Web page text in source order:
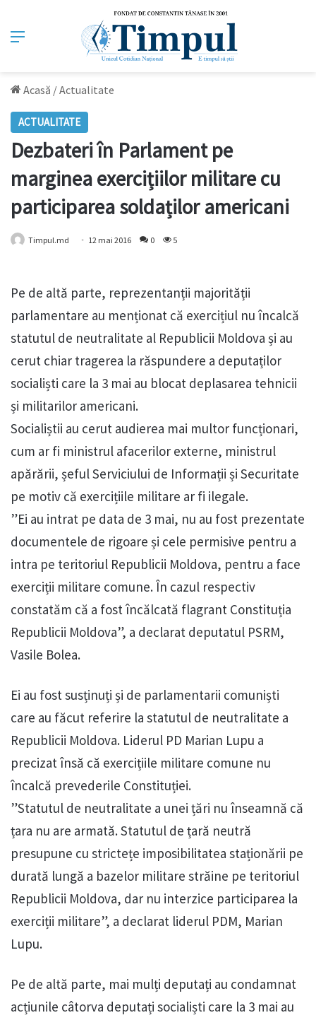
Meniu
Acasă /Actualitate
ACTUALITATE
Dezbateri în Parlament pe
marginea exercițiilor militare cu
participarea soldaților americani
Timpul.md 12 mai 2016 0 5
Pe de altă parte, reprezentanții majorității
parlamentare au menționat că exercițiul nu încalcă
statutul de neutralitate al Republicii Moldova și au
cerut chiar tragerea la răspundere a deputaților
socialiști care la 3 mai au blocat deplasarea tehnicii
și militarilor americani.
Socialiștii au cerut audierea mai multor funcționari,
cum ar fi ministrul afacerilor externe, ministrul
apărării, șeful Serviciului de Informații și Securitate
pe motiv că exercițiile militare ar fi ilegale.
”Ei au intrat pe data de 3 mai, nu au fost prezentate
documentele de rigoare și cele permisive pentru a
intra pe teritoriul Republicii Moldova, pentru a face
exerciții militare comune. În cazul respectiv
constatăm că a fost încălcată flagrant Constituția
Republicii Moldova”, a declarat deputatul PSRM,
Vasile Bolea.
Ei au fost susținuți și de parlamentarii comuniști
care au făcut referire la statutul de neutralitate a
Republicii Moldova. Liderul PD Marian Lupu a
precizat însă că exercițiile militare comune nu
încalcă prevederile Constituției.
”Statutul de neutralitate a unei țări nu înseamnă că
țara nu are armată. Statutul de țară neutră
presupune cu strictețe imposibilitatea staționării pe
durată lungă a bazelor militare străine pe teritoriul
Republicii Moldova, dar nu interzice participarea la
exerciții militare”, a declarat liderul PDM, Marian
Lupu.
Pe de altă parte, mai mulți deputați au condamnat
acțiunile câtorva deputați socialiști care la 3 mai au